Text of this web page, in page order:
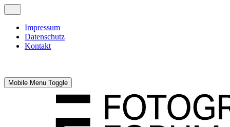
Impressum
Datenschutz
Kontakt
Mobile Menu Toggle